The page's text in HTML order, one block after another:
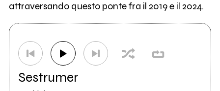
attraversando questo ponte fra il 2019 e il 2024.
Sestrumer